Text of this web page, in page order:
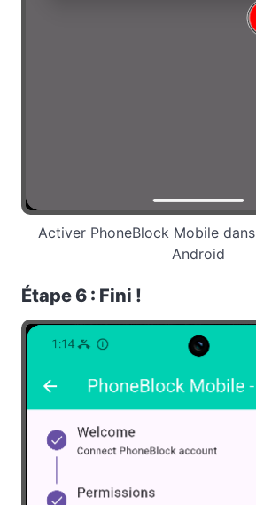
Activer PhoneBlock Mobile
Android
Étape 6 : Fini !